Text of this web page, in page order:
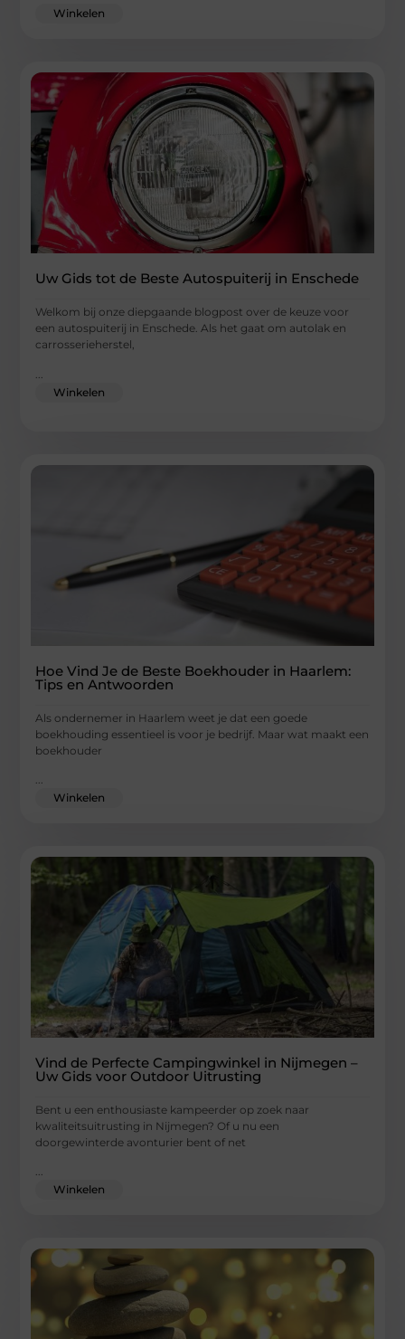
Winkelen
Uw Gids tot de Beste Autospuiterij in Enschede
Welkom bij onze diepgaande blogpost over de keuze voor
een autospuiterij in Enschede. Als het gaat om autolak en
carrosserieherstel,
Winkelen
Hoe Vind Je de Beste Boekhouder in Haarlem:
Tips en Antwoorden
Als ondernemer in Haarlem weet je dat een goede
boekhouding essentieel is voor je bedrijf. Maar wat maakt een
boekhouder
Winkelen
Vind de Perfecte Campingwinkel in Nijmegen –
Uw Gids voor Outdoor Uitrusting
Bent u een enthousiaste kampeerder op zoek naar
kwaliteitsuitrusting in Nijmegen? Of u nu een
doorgewinterde avonturier bent of net
...
Winkelen